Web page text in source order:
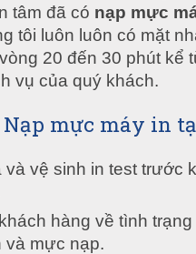
tâm đã có nạp mực
tôi luôn luôn có mặt
20 đến 30 phút kể
vụ của quý khách.
mực máy in
và vệ sinh in test trước
hàng về tình trạng
và mực nạp.